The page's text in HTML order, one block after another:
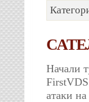
Начали
FirstVDS
атаки